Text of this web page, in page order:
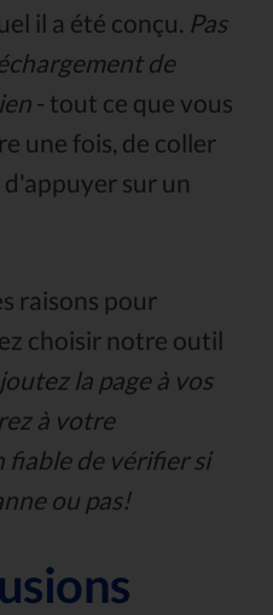
il a été conçu. Pas
de
- tout ce que vous
une fois, de coller
sur un
raisons pour
choisir notre outil
la page à vos
à votre
fiable de vérifier si
ou pas!